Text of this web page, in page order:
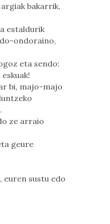
bakarrik,
estaldurik
ondoraino,
eta sendo:
bi, majo-majo
ze arraio
geure
euren sustu edo